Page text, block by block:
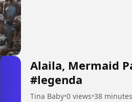
Alaila, Mermaid Paling
#legenda
Tina Baby•0 views•38